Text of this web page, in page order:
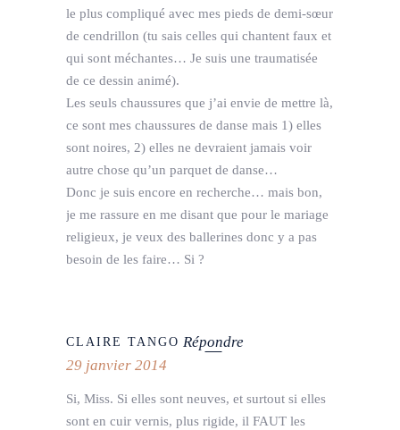
le plus compliqué avec mes pieds de demi-sœur
de cendrillon (tu sais celles qui chantent faux et
qui sont méchantes… Je suis une traumatisée
de ce dessin animé).
Les seuls chaussures que j’ai envie de mettre là,
ce sont mes chaussures de danse mais 1) elles
sont noires, 2) elles ne devraient jamais voir
autre chose qu’un parquet de danse…
Donc je suis encore en recherche… mais bon,
je me rassure en me disant que pour le mariage
religieux, je veux des ballerines donc y a pas
besoin de les faire… Si ?
CLAIRE TANGO Répondre
29 janvier 2014
Si, Miss. Si elles sont neuves, et surtout si elles
sont en cuir vernis, plus rigide, il FAUT les